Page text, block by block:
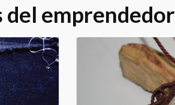
emprendedor